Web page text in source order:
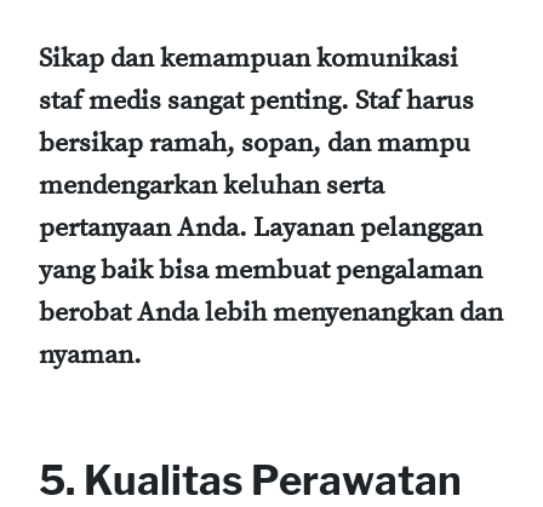
Sikap dan kemampuan komunikasi
staf medis sangat penting. Staf harus
bersikap ramah, sopan, dan mampu
mendengarkan keluhan serta
pertanyaan Anda. Layanan pelanggan
yang baik bisa membuat pengalaman
berobat Anda lebih menyenangkan dan
nyaman.
5. Kualitas Perawatan